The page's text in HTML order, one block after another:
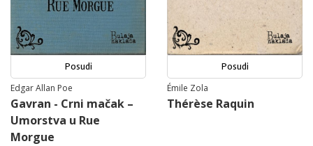
Posudi
Edgar Allan Poe
Gavran - Crni mačak –
Umorstva u Rue
Morgue
Posudi
Émile Zola
Thérèse Raquin